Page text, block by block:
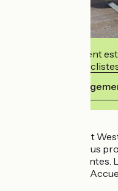
Cet établissement
accueillir des
Voir ses
Notre hôtel le Best
classé 4 étoiles vous
catégories différentes.
marque nationale